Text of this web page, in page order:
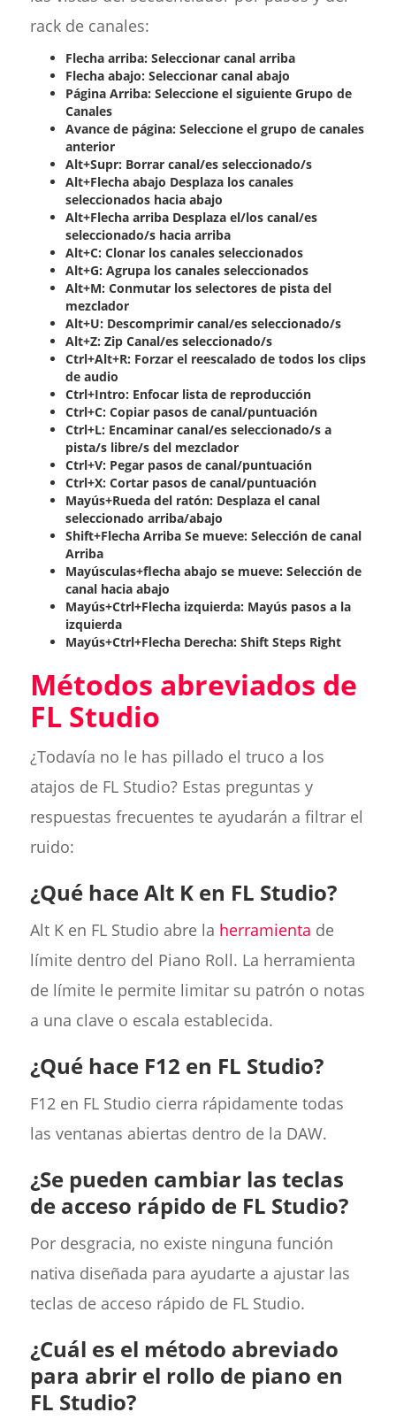
rack de canales:
Flecha arriba: Seleccionar canal arriba
Flecha abajo: Seleccionar canal abajo
Página Arriba: Seleccione el siguiente Grupo de
Canales
Avance de página: Seleccione el grupo de canales
anterior
Alt+Supr: Borrar canal/es seleccionado/s
Alt+Flecha abajo Desplaza los canales
seleccionados hacia abajo
Alt+Flecha arriba Desplaza el/los canal/es
seleccionado/s hacia arriba
Alt+C: Clonar los canales seleccionados
Alt+G: Agrupa los canales seleccionados
Alt+M: Conmutar los selectores de pista del
mezclador
Alt+U: Descomprimir canal/es seleccionado/s
Alt+Z: Zip Canal/es seleccionado/s
Ctrl+Alt+R: Forzar el reescalado de todos los clips
de audio
Ctrl+Intro: Enfocar lista de reproducción
Ctrl+C: Copiar pasos de canal/puntuación
Ctrl+L: Encaminar canal/es seleccionado/s a
pista/s libre/s del mezclador
Ctrl+V: Pegar pasos de canal/puntuación
Ctrl+X: Cortar pasos de canal/puntuación
Mayús+Rueda del ratón: Desplaza el canal
seleccionado arriba/abajo
Shift+Flecha Arriba Se mueve: Selección de canal
Arriba
Mayúsculas+flecha abajo se mueve: Selección de
canal hacia abajo
Mayús+Ctrl+Flecha izquierda: Mayús pasos a la
izquierda
Mayús+Ctrl+Flecha Derecha: Shift Steps Right
Métodos abreviados de
FL Studio
¿Todavía no le has pillado el truco a los
atajos de FL Studio? Estas preguntas y
respuestas frecuentes te ayudarán a filtrar el
ruido:
¿Qué hace Alt K en FL Studio?
Alt K en FL Studio abre la herramienta de
límite dentro del Piano Roll. La herramienta
de límite le permite limitar su patrón o notas
a una clave o escala establecida.
¿Qué hace F12 en FL Studio?
F12 en FL Studio cierra rápidamente todas
las ventanas abiertas dentro de la DAW.
¿Se pueden cambiar las teclas
de acceso rápido de FL Studio?
Por desgracia, no existe ninguna función
nativa diseñada para ayudarte a ajustar las
teclas de acceso rápido de FL Studio.
¿Cuál es el método abreviado
para abrir el rollo de piano en
FL Studio?